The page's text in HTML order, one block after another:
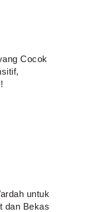
Cocok
untuk
dan Bekas